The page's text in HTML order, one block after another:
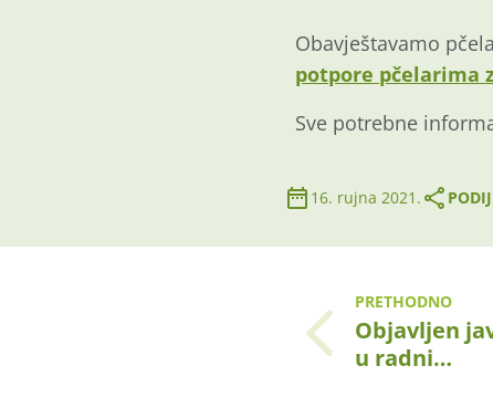
Obavještavamo
potpore pčelarima
Sve potrebne
16. rujna 2021.
PRETHODNO
Objavljen
u radni…